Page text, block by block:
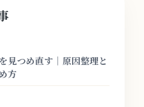
見つめ直す｜原因整理と
方